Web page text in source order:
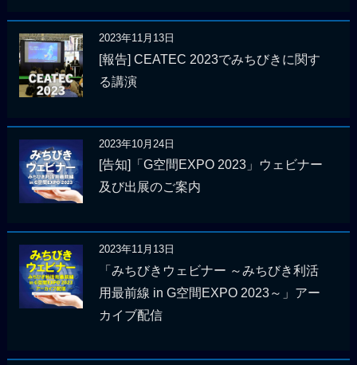
2023年11月13日
[報告] CEATEC 2023でみちびきに関す
る講演
2023年10月24日
[告知]「G空間EXPO 2023」ウェビナー
及び出展のご案内
2023年11月13日
「みちびきウェビナー ～みちびき利活
用最前線 in G空間EXPO 2023～」アー
カイブ配信